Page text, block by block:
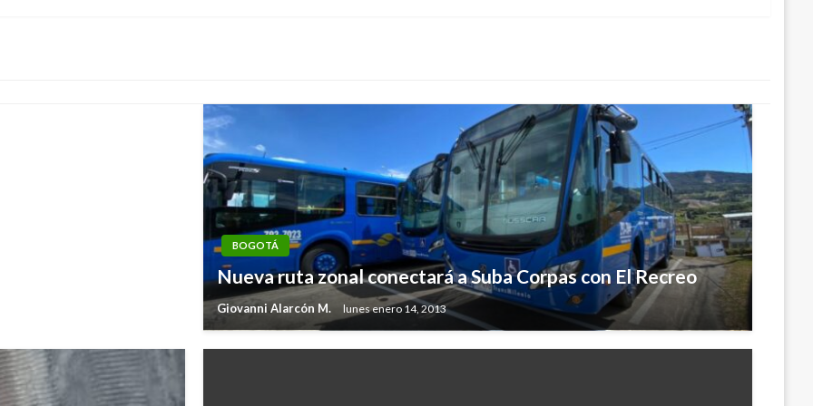
BOGOTÁ
Nueva ruta zonal conectará a Suba Corpas con El Recreo
Giovanni Alarcón M. lunes enero 14, 2013